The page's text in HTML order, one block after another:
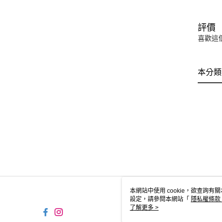
評價
喜歡這
本分
本網站中使用 cookie，欲查詢有
設定，請參閱本網站「 隱私權條款
使用 cookie。
了解更多 >